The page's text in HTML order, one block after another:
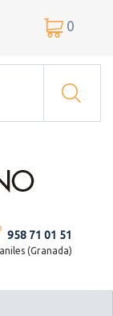
 0
958 71 01 51
(Granada)